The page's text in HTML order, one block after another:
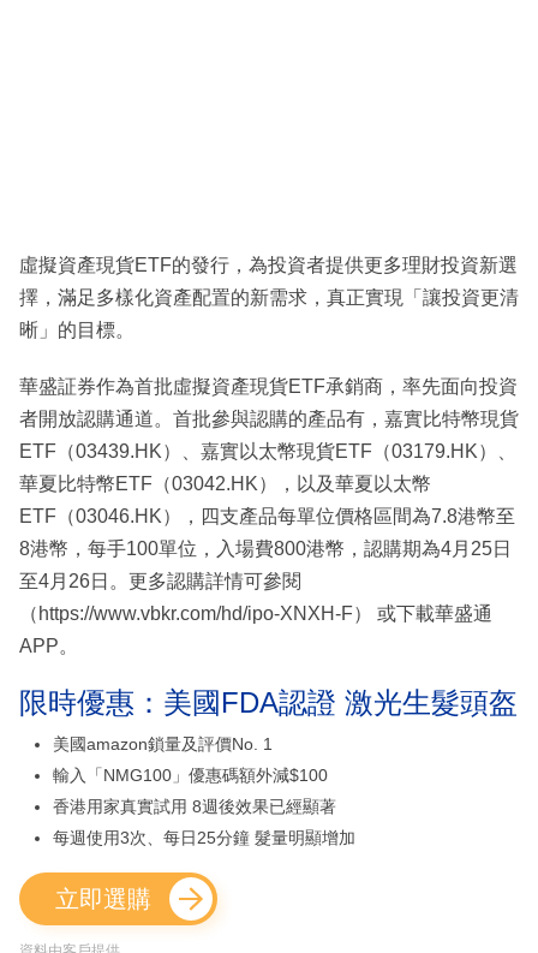
虛擬資產現貨ETF的發行，為投資者提供更多理財投資新選
擇，滿足多樣化資產配置的新需求，真正實現「讓投資更清
晰」的目標。
華盛証券作為首批虛擬資產現貨ETF承銷商，率先面向投資
者開放認購通道。首批參與認購的產品有，嘉實比特幣現貨
ETF（03439.HK）、嘉實以太幣現貨ETF（03179.HK）、
華夏比特幣ETF（03042.HK），以及華夏以太幣
ETF（03046.HK），四支產品每單位價格區間為7.8港幣至
8港幣，每手100單位，入場費800港幣，認購期為4月25日
至4月26日。更多認購詳情可參閱
（https://www.vbkr.com/hd/ipo-XNXH-F） 或下載華盛通
APP。
限時優惠：美國FDA認證 激光生髮頭盔
美國amazon鎖量及評價No. 1
輸入「NMG100」優惠碼額外減$100
香港用家真實試用 8週後效果已經顯著
每週使用3次、每日25分鐘 髮量明顯增加
立即選購